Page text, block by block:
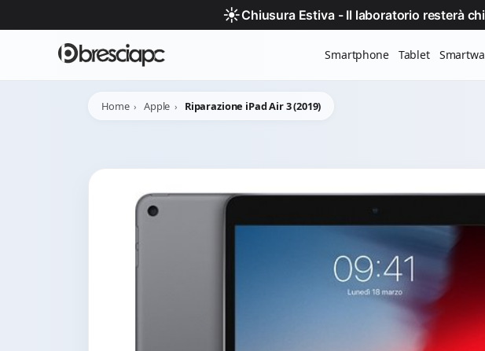
☀️Chiusura Estiva - Il laboratorio resterà
Smartphone Tablet
Home Apple Riparazione iPad Air 3 (2019)